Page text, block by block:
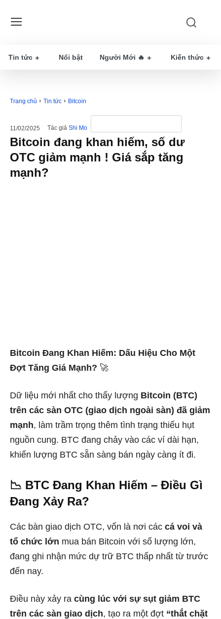
Tin tức Nổi bật Người Mới 🔥 Kiến thức
Trang chủ Tin tức Bitcoin
11/02/2025 Tác giả Shi Mo
Bitcoin đang khan hiếm, số dư
OTC giảm mạnh ! Giá sắp tăng
mạnh?
Bitcoin Đang Khan Hiếm: Dấu Hiệu Cho Một
Đợt Tăng Giá Mạnh? 🚀
Dữ liệu mới nhất cho thấy lượng Bitcoin (BTC)
trên các sàn OTC (giao dịch ngoài sàn) đã giảm
mạnh, làm trầm trọng thêm tình trạng thiếu hụt
nguồn cung. BTC đang chảy vào các ví dài hạn,
khiến lượng BTC sẵn sàng bán ngày càng ít đi.
📉 BTC Đang Khan Hiếm – Điều Gì
Đang Xảy Ra?
Các bàn giao dịch OTC, vốn là nơi các cá voi và
tổ chức lớn mua bán Bitcoin với số lượng lớn,
đang ghi nhận mức dự trữ BTC thấp nhất từ trước
đến nay.
Điều này xảy ra cùng lúc với sự sụt giảm BTC
trên các sàn giao dịch, tạo ra một đợt “thắt chặt